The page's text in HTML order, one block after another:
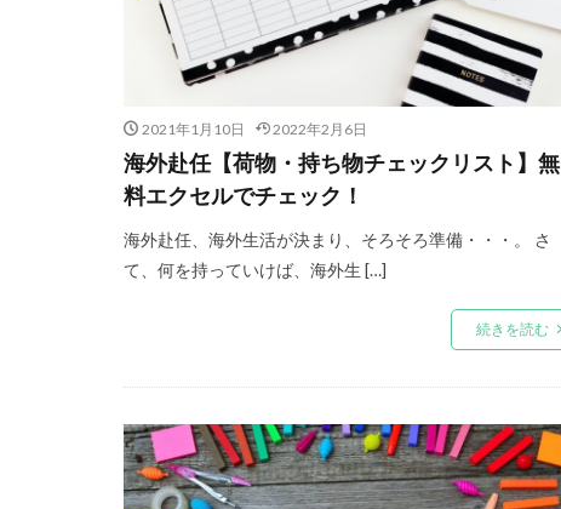
2021年1月10日 2022年2月6日
海外赴任【荷物・持ち物チェックリスト】無
料エクセルでチェック！
海外赴任、海外生活が決まり、そろそろ準備・・・。 さ
て、何を持っていけば、海外生 […]
続きを読む